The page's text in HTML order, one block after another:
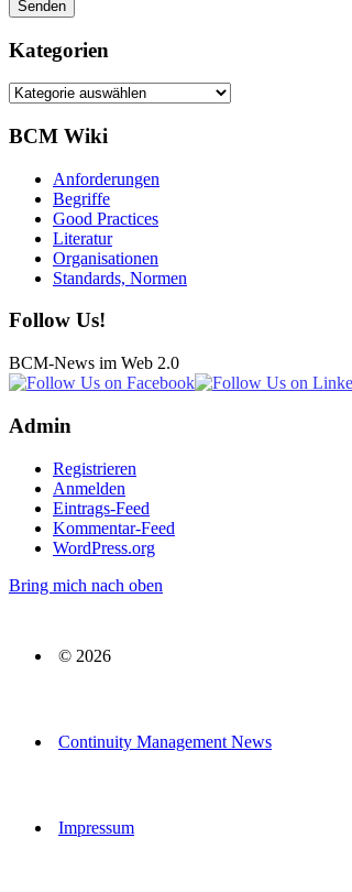
Kategorien
Kategorien
BCM Wiki
Anforderungen
Begriffe
Good Practices
Literatur
Organisationen
Standards, Normen
Follow Us!
BCM-News im Web 2.0
Admin
Registrieren
Anmelden
Eintrags-Feed
Kommentar-Feed
WordPress.org
Bring mich nach oben
© 2026
Continuity Management News
Impressum